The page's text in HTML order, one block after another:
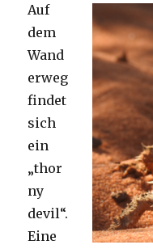
Auf
dem
Wand
erweg
findet
sich
ein
„thor
ny
devil“.
Eine